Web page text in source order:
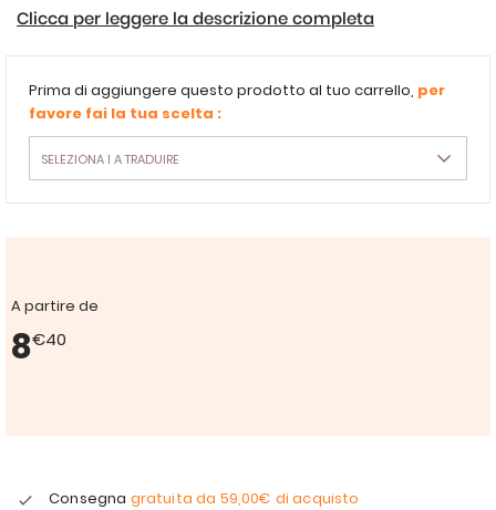
Clicca per leggere la descrizione completa
Prima di aggiungere questo prodotto al tuo carrello, per
favore fai la tua scelta :
A partire de
8€40
Consegna gratuita da 59,00€ di acquisto